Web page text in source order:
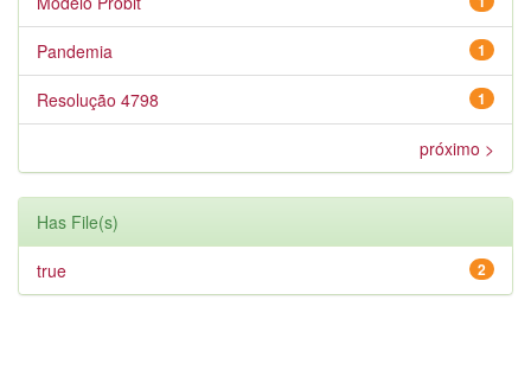
1
Pandemia
1
Resolução 4798
próximo >
Has File(s)
2
true